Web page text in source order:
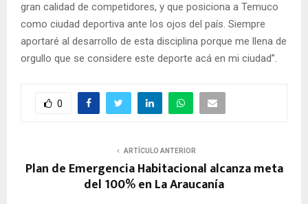
gran calidad de competidores, y que posiciona a Temuco
como ciudad deportiva ante los ojos del país. Siempre
aportaré al desarrollo de esta disciplina porque me llena de
orgullo que se considere este deporte acá en mi ciudad”.
0
ARTÍCULO ANTERIOR
Plan de Emergencia Habitacional alcanza meta
del 100% en La Araucanía